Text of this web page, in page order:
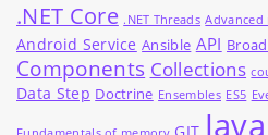
.NET Core .NET Threads Advanced
Android Service Ansible API
Components Collections
Data Step Doctrine Ensembles ES5
Java